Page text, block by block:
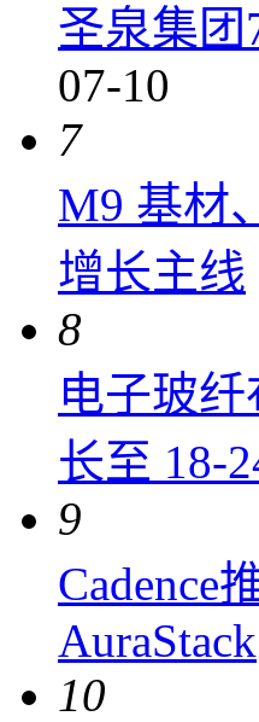
圣泉集团
07-10
7
M9 基材
增长主线
8
电子玻
长至 18-
9
Cadence
AuraStack
10